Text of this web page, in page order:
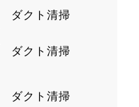
ダクト清掃
ダクト清掃
ダクト清掃